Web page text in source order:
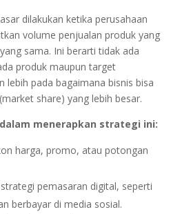
dilakukan ketika perusahaan
volume penjualan produk yang
sama. Ini berarti tidak ada
produk maupun target
lebih pada bagaimana bisnis bisa
share) yang lebih besar.
menerapkan strategi ini:
harga, promo, atau potongan
pemasaran digital, seperti
berbayar di media sosial.